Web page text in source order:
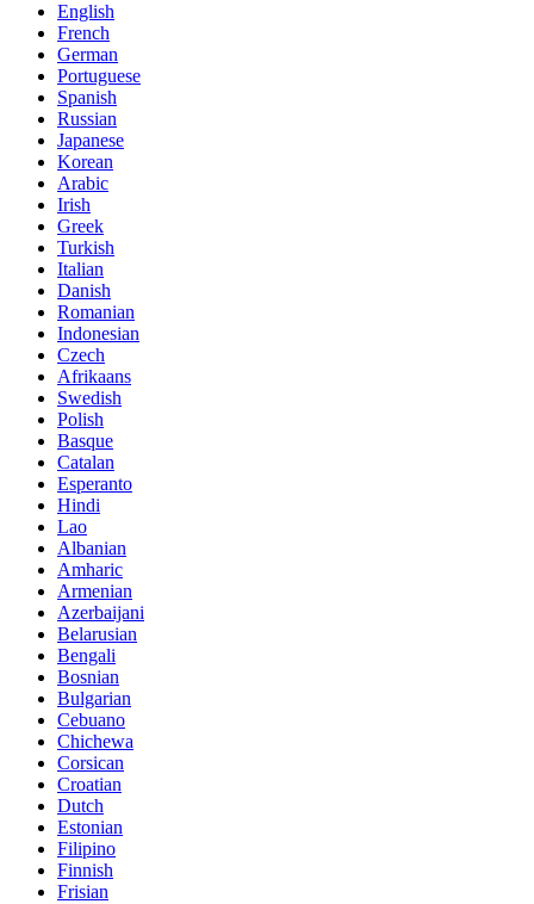
English
French
German
Portuguese
Spanish
Russian
Japanese
Korean
Arabic
Irish
Greek
Turkish
Italian
Danish
Romanian
Indonesian
Czech
Afrikaans
Swedish
Polish
Basque
Catalan
Esperanto
Hindi
Lao
Albanian
Amharic
Armenian
Azerbaijani
Belarusian
Bengali
Bosnian
Bulgarian
Cebuano
Chichewa
Corsican
Croatian
Dutch
Estonian
Filipino
Finnish
Frisian